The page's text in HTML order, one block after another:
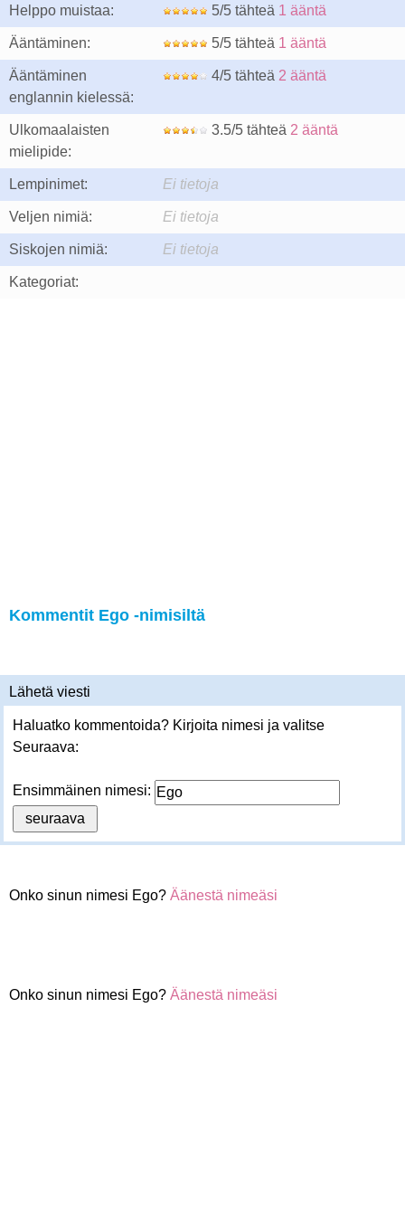
Helppo muistaa: 5/5 tähteä 1 ääntä
Ääntäminen: 5/5 tähteä 1 ääntä
Ääntäminen
englannin kielessä:
4/5 tähteä 2 ääntä
Ulkomaalaisten
mielipide:
3.5/5 tähteä 2 ääntä
Lempinimet: Ei tietoja
Veljen nimiä: Ei tietoja
Siskojen nimiä: Ei tietoja
Kategoriat:
Kommentit Ego -nimisiltä
Lähetä viesti
Haluatko kommentoida? Kirjoita nimesi ja valitse
Seuraava:
Ensimmäinen nimesi:
Onko sinun nimesi Ego? Äänestä nimeäsi
Onko sinun nimesi Ego? Äänestä nimeäsi